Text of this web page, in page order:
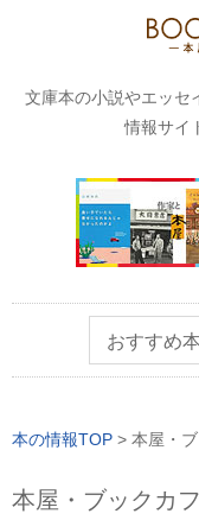
文庫本の小説やエッセ
情報サイ
本の情報TOP > 本屋・
本屋・ブックカ